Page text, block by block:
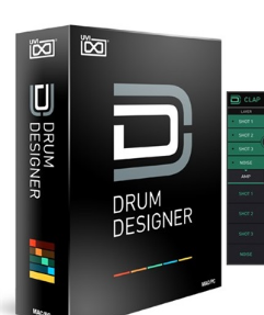
ドラム
キーボード